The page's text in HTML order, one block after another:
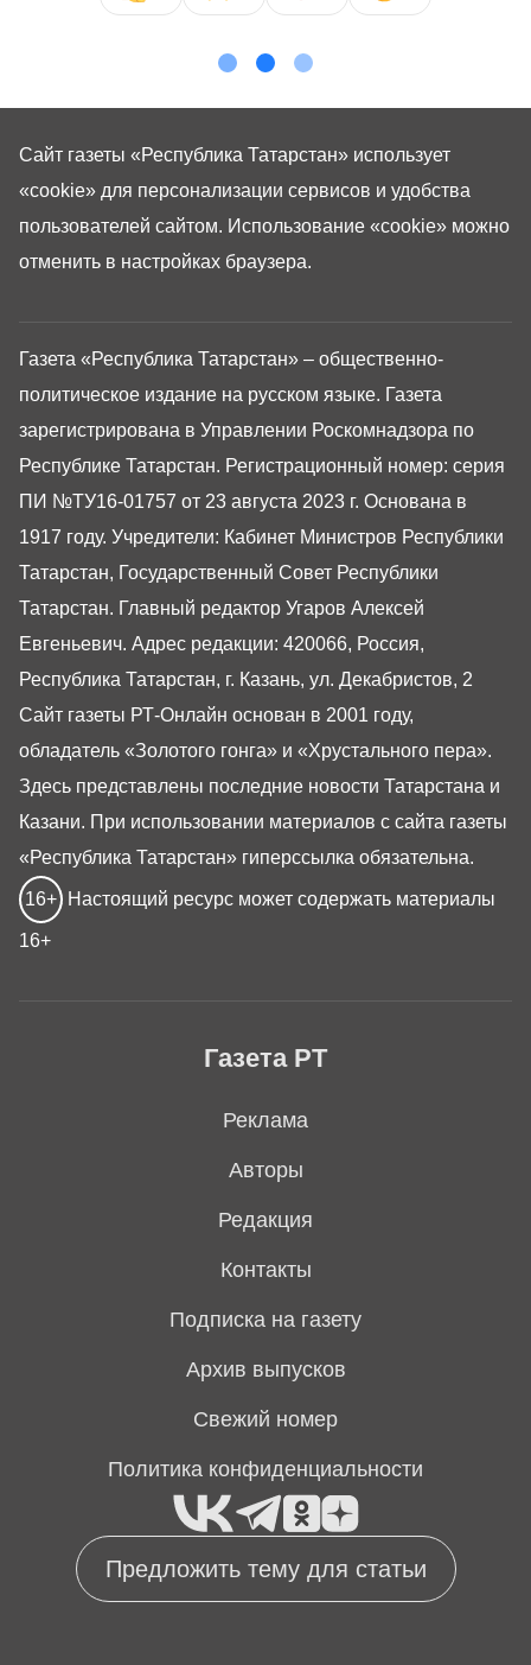
Предложить тему для статьи
Газета РТ
Реклама
Авторы
Редакция
Контакты
Подписка на газету
Архив выпусков
Свежий номер
Политика конфиденциальности
Газета «Республика Татарстан» – общественно-
политическое издание на русском языке. Газета
зарегистрирована в Управлении Роскомнадзора по
Республике Татарстан. Регистрационный номер: серия
ПИ №ТУ16-01757 от 23 августа 2023 г. Основана в
1917 году. Учредители: Кабинет Министров Республики
Татарстан, Государственный Совет Республики
Татарстан. Главный редактор Угаров Алексей
Евгеньевич. Адрес редакции: 420066, Россия,
Республика Татарстан, г. Казань, ул. Декабристов, 2
Сайт газеты РТ-Онлайн основан в 2001 году,
обладатель «Золотого гонга» и «Хрустального пера».
Здесь представлены последние новости Татарстана и
Казани. При использовании материалов с сайта газеты
«Республика Татарстан» гиперссылка обязательна.
16+ Настоящий ресурс может содержать материалы
16+
Сайт газеты «Республика Татарстан» использует
«cookie» для персонализации сервисов и удобства
пользователей сайтом. Использование «cookie» можно
отменить в настройках браузера.